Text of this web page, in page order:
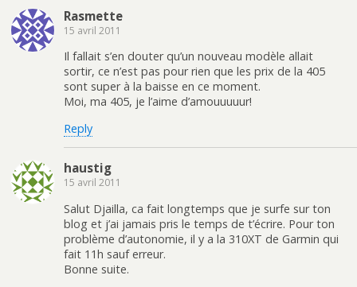
Rasmette
15 avril 2011
Il fallait s’en douter qu’un nouveau modèle allait
sortir, ce n’est pas pour rien que les prix de la 405
sont super à la baisse en ce moment.
Moi, ma 405, je l’aime d’amouuuuur!
Reply
haustig
15 avril 2011
Salut Djailla, ca fait longtemps que je surfe sur ton
blog et j’ai jamais pris le temps de t’écrire. Pour ton
problème d’autonomie, il y a la 310XT de Garmin qui
fait 11h sauf erreur.
Bonne suite.